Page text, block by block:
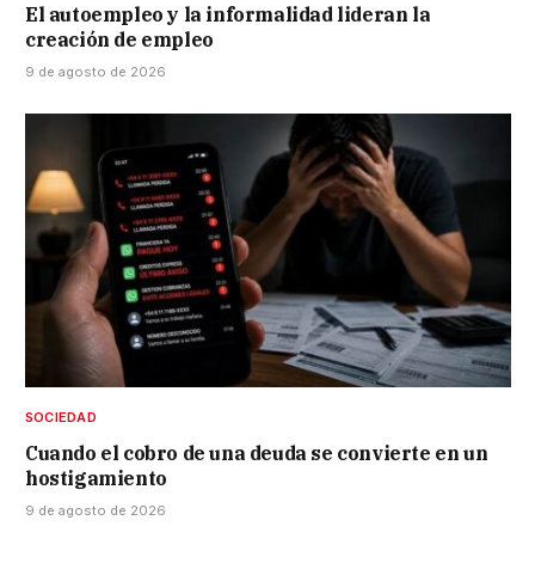
El autoempleo y la informalidad lideran la
creación de empleo
9 de agosto de 2026
SOCIEDAD
Cuando el cobro de una deuda se convierte en un
hostigamiento
9 de agosto de 2026